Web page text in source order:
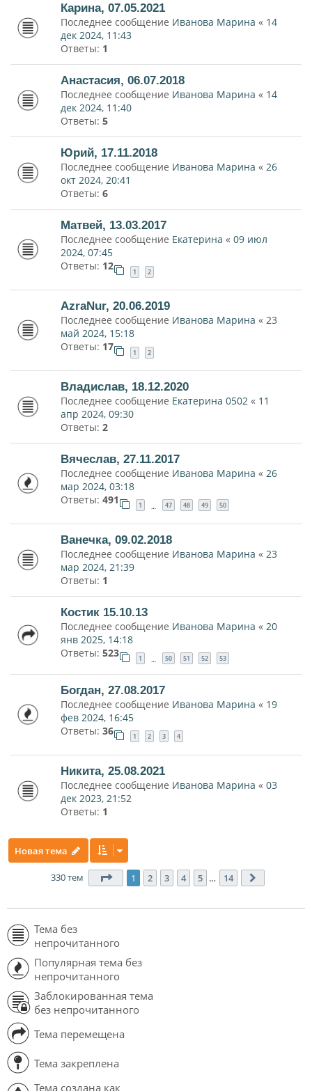
Карина, 07.05.2021
Последнее сообщение Иванова Марина « 14
дек 2024, 11:43
Ответы: 1
Анастасия, 06.07.2018
Последнее сообщение Иванова Марина « 14
дек 2024, 11:40
Ответы: 5
Юрий, 17.11.2018
Последнее сообщение Иванова Марина « 26
окт 2024, 20:41
Ответы: 6
Матвей, 13.03.2017
Последнее сообщение Екатерина « 09 июл
2024, 07:45
Ответы: 12 1 2
AzraNur, 20.06.2019
Последнее сообщение Иванова Марина « 23
май 2024, 15:18
Ответы: 17 1 2
Владислав, 18.12.2020
Последнее сообщение Екатерина 0502 « 11
апр 2024, 09:30
Ответы: 2
Вячеслав, 27.11.2017
Последнее сообщение Иванова Марина « 26
мар 2024, 03:18
Ответы: 491 1 … 47 48 49 50
Ванечка, 09.02.2018
Последнее сообщение Иванова Марина « 23
мар 2024, 21:39
Ответы: 1
Костик 15.10.13
Последнее сообщение Иванова Марина « 20
янв 2025, 14:18
Ответы: 523 1 … 50 51 52 53
Богдан, 27.08.2017
Последнее сообщение Иванова Марина « 19
фев 2024, 16:45
Ответы: 36 1 2 3 4
Никита, 25.08.2021
Последнее сообщение Иванова Марина « 03
дек 2023, 21:52
Ответы: 1
Новая тема
330 тем Страница 1из 14
1 2 3 4 5 … 14
Тема без
непрочитанного
Популярная тема без
непрочитанного
Заблокированная тема
без непрочитанного
Тема перемещена
Тема закреплена
Тема создана как